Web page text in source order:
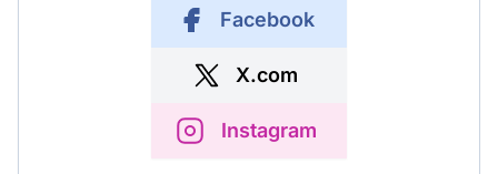
Facebook
X.com
Instagram